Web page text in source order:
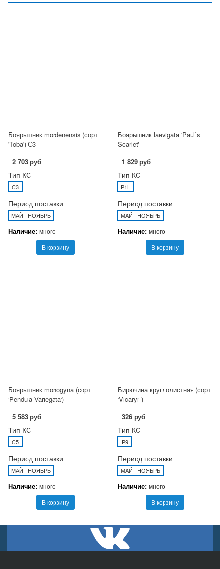
Боярышник mordenensis (сорт
'Toba') С3
2 703 руб
Тип КС
C3
Период поставки
МАЙ - НОЯБРЬ
Наличие: много
В корзину
Боярышник laevigata 'Paul`s
Scarlet'
1 829 руб
Тип КС
P1L
Период поставки
МАЙ - НОЯБРЬ
Наличие: много
В корзину
Боярышник monogyna (сорт
'Pendula Variegata')
5 583 руб
Тип КС
C5
Период поставки
МАЙ - НОЯБРЬ
Наличие: много
В корзину
Бирючина круглолистная (сорт
'Vicaryi' )
326 руб
Тип КС
P9
Период поставки
МАЙ - НОЯБРЬ
Наличие: много
В корзину